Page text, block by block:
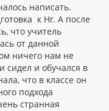
написать.
к Нг. А после
что учитель
от данной
ничего нам не
сидел и обучался в
что в классе он
подхода
странная